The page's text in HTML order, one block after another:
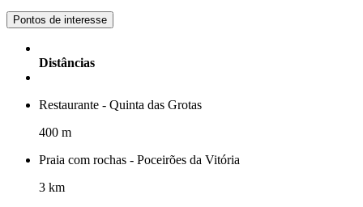
Pontos de interesse
Distâncias
Restaurante - Quinta das Grotas
400 m
Praia com rochas - Poceirões da Vitória
3 km